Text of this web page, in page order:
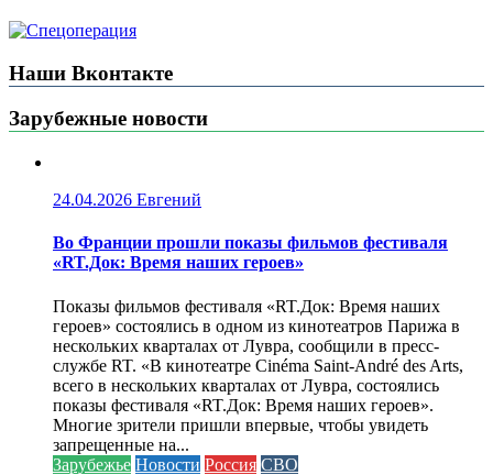
Наши Вконтакте
Зарубежные новости
24.04.2026 Евгений
Во Франции прошли показы фильмов фестиваля
«RT.Док: Время наших героев»
Показы фильмов фестиваля «RT.Док: Время наших
героев» состоялись в одном из кинотеатров Парижа в
нескольких кварталах от Лувра, сообщили в пресс-
службе RT. «В кинотеатре Cinéma Saint-André des Arts,
всего в нескольких кварталах от Лувра, состоялись
показы фестиваля «RT.Док: Время наших героев».
Многие зрители пришли впервые, чтобы увидеть
запрещенные на...
Зарубежье Новости Россия СВО